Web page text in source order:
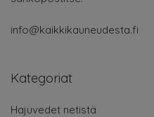
info@kaikkikauneudesta.fi
Kategoriat
Hajuvedet netistä